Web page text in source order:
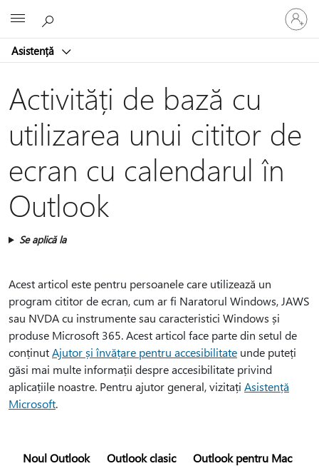
Asistență
vă
la
dvs.
Activități de bază cu
utilizarea unui cititor de
ecran cu calendarul în
Outlook
Se aplică la
Acest articol este pentru persoanele care utilizează un
program cititor de ecran, cum ar fi Naratorul Windows, JAWS
sau NVDA cu instrumente sau caracteristici Windows și
produse Microsoft 365. Acest articol face parte din setul de
conținutAjutor și învățare pentru accesibilitate unde puteți
găsi mai multe informații despre accesibilitate privind
aplicațiile noastre. Pentru ajutor general, vizitați Asistență
Microsoft.
Noul Outlook Outlook clasic Outlook pentru Mac